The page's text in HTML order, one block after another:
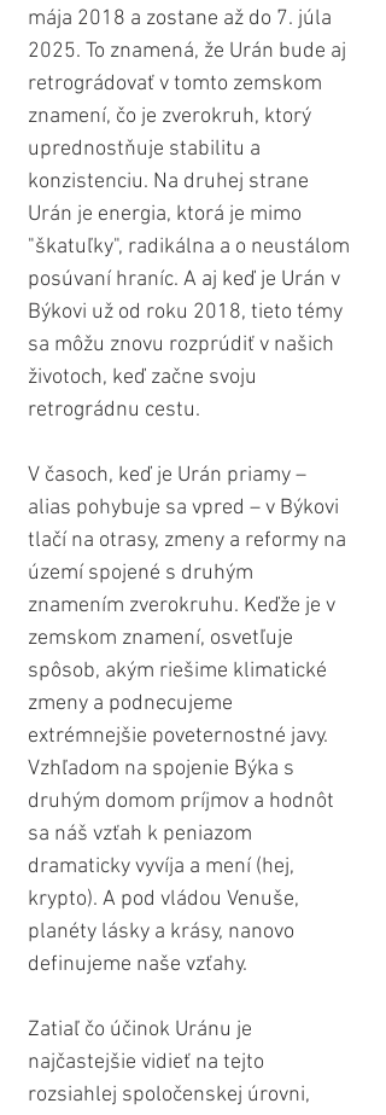
mája 2018 a zostane až do 7. júla
2025. To znamená, že Urán bude aj
retrográdovať v tomto zemskom
znamení, čo je zverokruh, ktorý
uprednostňuje stabilitu a
konzistenciu. Na druhej strane
Urán je energia, ktorá je mimo
"škatuľky", radikálna a o neustálom
posúvaní hraníc. A aj keď je Urán v
Býkovi už od roku 2018, tieto témy
sa môžu znovu rozprúdiť v našich
životoch, keď začne svoju
retrográdnu cestu.
V časoch, keď je Urán priamy –
alias pohybuje sa vpred – v Býkovi
tlačí na otrasy, zmeny a reformy na
území spojené s druhým
znamením zverokruhu. Keďže je v
zemskom znamení, osvetľuje
spôsob, akým riešime klimatické
zmeny a podnecujeme
extrémnejšie poveternostné javy.
Vzhľadom na spojenie Býka s
druhým domom príjmov a hodnôt
sa náš vzťah k peniazom
dramaticky vyvíja a mení (hej,
krypto). A pod vládou Venuše,
planéty lásky a krásy, nanovo
definujeme naše vzťahy.
Zatiaľ čo účinok Uránu je
najčastejšie vidieť na tejto
rozsiahlej spoločenskej úrovni,